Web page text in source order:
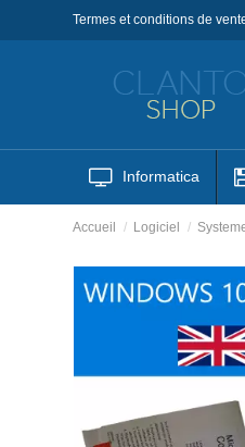
Termes et conditions de
Informatica
Accueil Logiciel